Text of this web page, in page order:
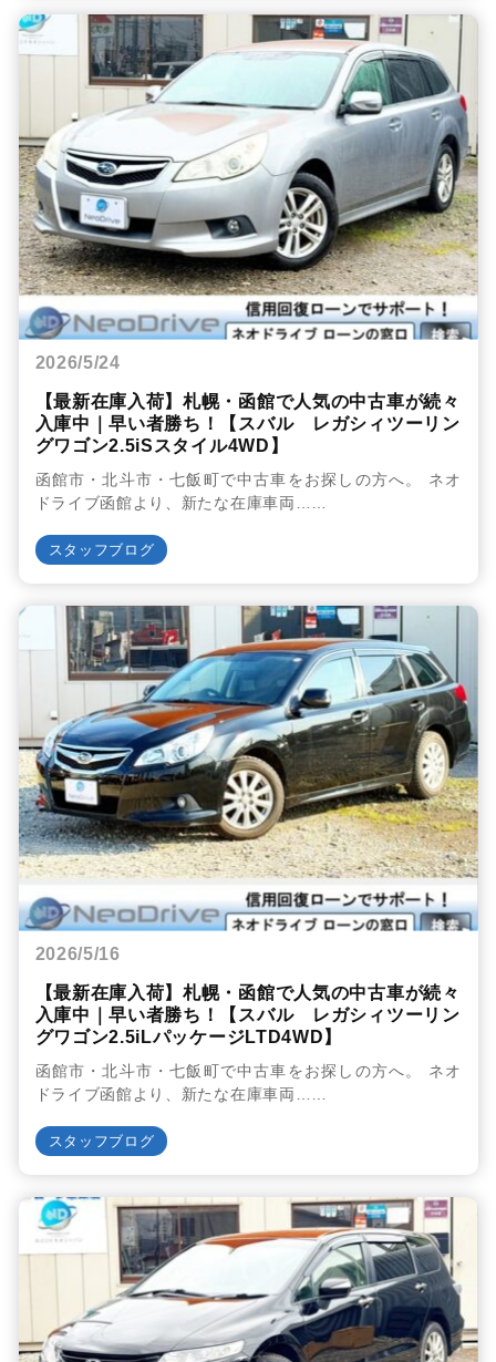
2026/5/24
【最新在庫入荷】札幌・函館で人気の中古車が続々
入庫中｜早い者勝ち！【スバル レガシィツーリン
グワゴン2.5iSスタイル4WD】
函館市・北斗市・七飯町で中古車をお探しの方へ。 ネオ
ドライブ函館より、新たな在庫車両……
スタッフブログ
2026/5/16
【最新在庫入荷】札幌・函館で人気の中古車が続々
入庫中｜早い者勝ち！【スバル レガシィツーリン
グワゴン2.5iLパッケージLTD4WD】
函館市・北斗市・七飯町で中古車をお探しの方へ。 ネオ
ドライブ函館より、新たな在庫車両……
スタッフブログ